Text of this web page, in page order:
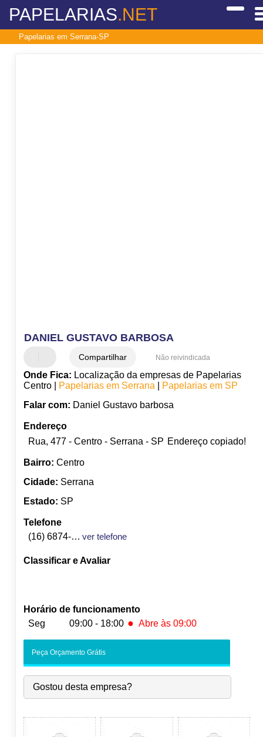
PAPELARIAS.NET
Papelarias em Serrana-SP
DANIEL GUSTAVO BARBOSA
Compartilhar Não reivindicada
Onde Fica: Localização da empresas de Papelarias
Centro |
Papelarias em Serrana|
Papelarias em SP
Falar com: Daniel Gustavo barbosa
Endereço
Rua, 477 - Centro - Serrana - SP Endereço copiado!
Bairro: Centro
Cidade: Serrana
Estado: SP
Telefone
(16) 6874-210
ver telefone
Classificar e Avaliar
Horário de funcionamento
Seg
09:00 - 18:00 ● Abre às 09:00
-
Qua:
09:00-18:00
Qui:
09:00-18:00
Sáb:
Fechado
Dom:
Fechado
Peça Orçamento Grátis
Gostou desta empresa?